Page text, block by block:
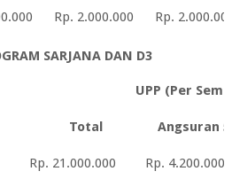
Rp. 2.000.000 Rp.
SARJANA DAN D3
UPP (Per
Total Angsuran
Rp. 21.000.000 Rp. 4.200.000